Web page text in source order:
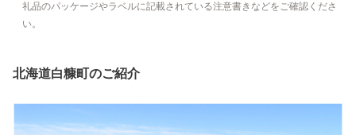
礼品のパッケージやラベルに記載されている注意書きなどをご確認くださ
い。
北海道白糠町のご紹介